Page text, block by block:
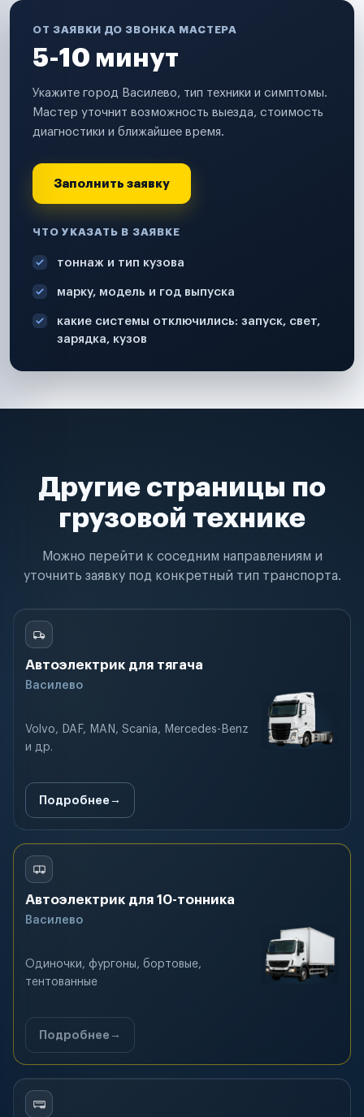
ОТ ЗАЯВКИ ДО ЗВОНКА МАСТЕРА
5-10 минут
Укажите город Василево, тип техники и симптомы.
Мастер уточнит возможность выезда, стоимость
диагностики и ближайшее время.
Заполнить заявку
ЧТО УКАЗАТЬ В ЗАЯВКЕ
тоннаж и тип кузова
марку, модель и год выпуска
какие системы отключились: запуск, свет,
зарядка, кузов
Другие страницы по
грузовой технике
Можно перейти к соседним направлениям и
уточнить заявку под конкретный тип транспорта.
Автоэлектрик для тягача
Василево
Volvo, DAF, MAN, Scania, Mercedes-Benz
и др.
Подробнее
Автоэлектрик для 10-тонника
Василево
Одиночки, фургоны, бортовые,
тентованные
Подробнее